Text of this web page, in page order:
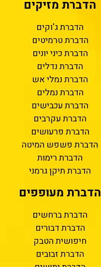
הדברת מזיקים
הדברת ג'וקים
הדברת טרמיטים
הדברת כיני יונים
הדברת נדלים
הדברת נמלי אש
הדברת נמלים
הדברת עכבישים
הדברת עקרבים
הדברת פרעושים
הדברת פשפש המיטה
הדברת רימות
הדברת תיקן גרמני
הדברת מעופפים
הדברת ברחשים
הדברת דבורים
חיפושית הטבק
הדברת זבובים